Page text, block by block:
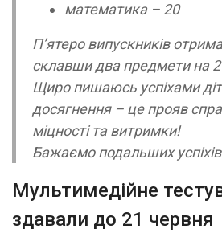
математика – 20
П’ятеро випускників
склавши два предмети на
Щиро пишаюсь успіхами
досягнення – це прояв
міцності та витримки!
Бажаємо подальших
Мультимедійне
здавали до 21 червня